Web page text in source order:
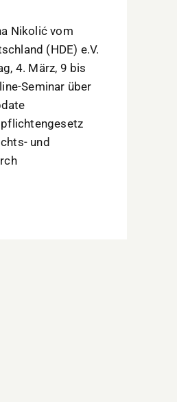
Nikolić vom
(HDE) e.V.
4. März, 9 bis
Seminar über
und